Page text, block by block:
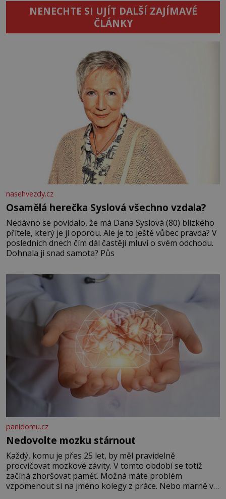
NENECHTE SI UJÍT DALŠÍ ZAJÍMAVÉ
ČLÁNKY
nasehvezdy.cz
Osamělá herečka Syslová všechno vzdala?
Nedávno se povídalo, že má Dana Syslová (80) blízkého
přítele, který je jí oporou. Ale je to ještě vůbec pravda? V
posledních dnech čím dál častěji mluví o svém odchodu.
Dohnala ji snad samota? Půs
panidomu.cz
Nedovolte mozku stárnout
Každý, komu je přes 25 let, by měl pravidelně
procvičovat mozkové závity. V tomto období se totiž
začíná zhoršovat paměť. Možná máte problém
vzpomenout si na jméno kolegy z práce. Nebo marně v